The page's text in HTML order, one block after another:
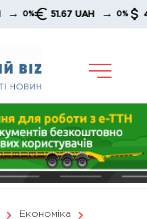
51.67 UAH → 0% 44.76
Економіка